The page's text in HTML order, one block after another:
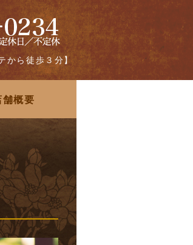
から徒歩３分】
舗概要